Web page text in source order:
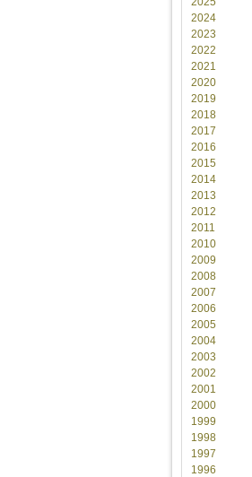
2024
2023
2022
2021
2020
2019
2018
2017
2016
2015
2014
2013
2012
2011
2010
2009
2008
2007
2006
2005
2004
2003
2002
2001
2000
1999
1998
1997
1996